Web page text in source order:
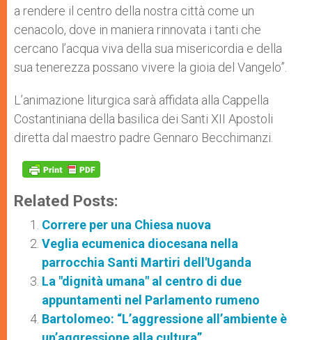
a rendere il centro della nostra città come un
cenacolo, dove in maniera rinnovata i tanti che
cercano l’acqua viva della sua misericordia e della
sua tenerezza possano vivere la gioia del Vangelo”.
L’animazione liturgica sarà affidata alla Cappella
Costantiniana della basilica dei Santi XII Apostoli
diretta dal maestro padre Gennaro Becchimanzi.
Related Posts:
Correre per una Chiesa nuova
Veglia ecumenica diocesana nella
parrocchia Santi Martiri dell'Uganda
La "dignità umana" al centro di due
appuntamenti nel Parlamento rumeno
Bartolomeo: “L’aggressione all’ambiente è